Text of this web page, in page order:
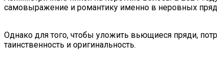
самовыражение и романтику именно в неровных
Однако для того, чтобы уложить вьющиеся пряди,
таинственность и оригинальность.